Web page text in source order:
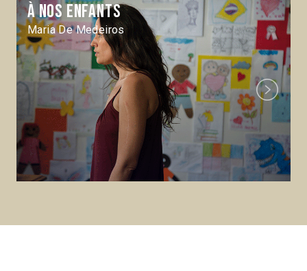
À nos enfants
Maria De Medeiros
Next